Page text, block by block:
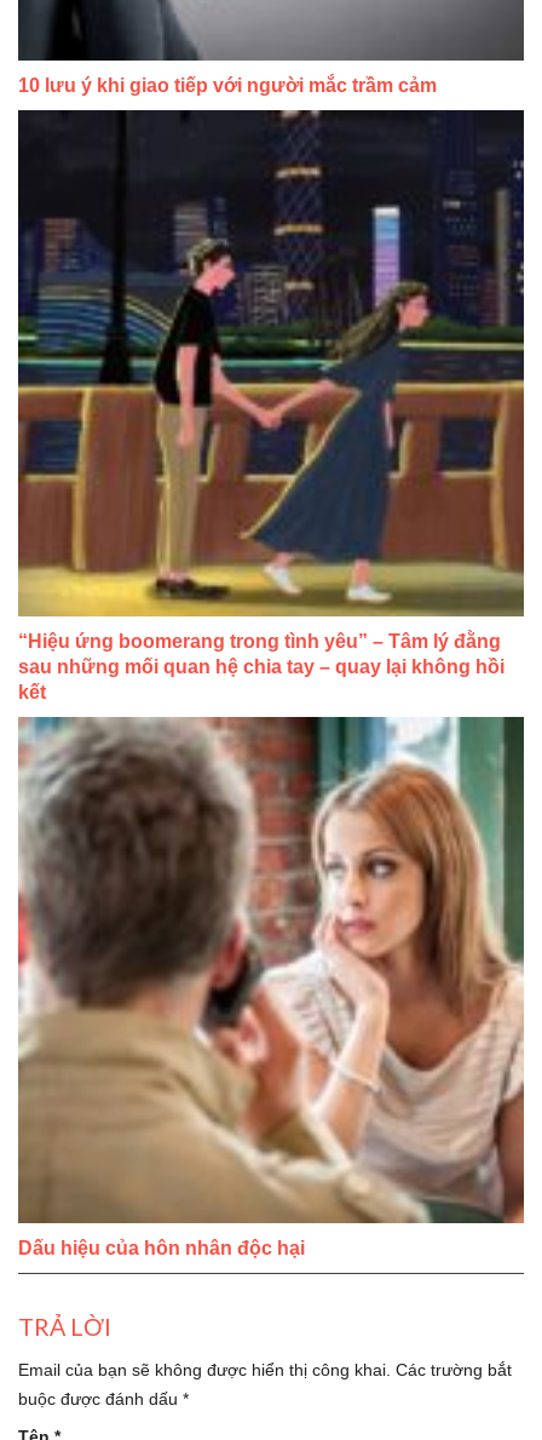
10 lưu ý khi giao tiếp với người mắc trầm cảm
“Hiệu ứng boomerang trong tình yêu” – Tâm lý đằng
sau những mối quan hệ chia tay – quay lại không hồi
kết
Dấu hiệu của hôn nhân độc hại
TRẢ LỜI
Email của bạn sẽ không được hiển thị công khai. Các trường bắt
buộc được đánh dấu *